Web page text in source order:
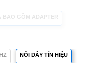
BAO GỒM ADAPTER
NỐI DÂY TÍN HIỆU